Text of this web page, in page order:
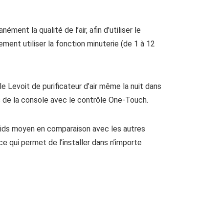
la qualité de l’air, afin d’utiliser le
utiliser la fonction minuterie (de 1 à 12
de purificateur d’air même la nuit dans
la console avec le contrôle One-Touch.
moyen en comparaison avec les autres
qui permet de l’installer dans n’importe